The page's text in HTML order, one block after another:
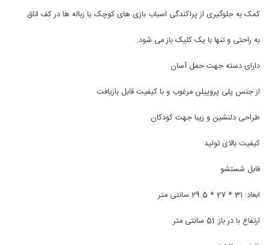
کمک به جلوگیری از پراکندگی اسباب بازی های کوچک یا زباله ها در کف اتاق
به راحتی و تنها با یک کلیک باز می شود.
دارای دسته جهت حمل آسان
از جنس پلی پروپیلن مرغوب و با کیفیت قابل بازیافت
طراحی دلنشین و زیبا جهت کودکان
کیفیت بالای تولید
قابل شستشو
ابعاد: 31 * 27 * 29.5 سانتی متر
ارتفاع با در باز: 51 سانتی متر